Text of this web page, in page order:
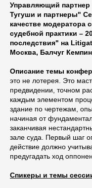
Управляющий партнер
Тугуши и партнеры"
качестве модератора
судебной практики –
последствия" на
Москва, Балчуг
Описание темы
это не лотерея. Это
предвидении, точном
каждым элементом
здание по чертежам,
начиная от
заканчивая
зале суда. Первый шаг
действие должно
предугадать ход
Спикеры и темы